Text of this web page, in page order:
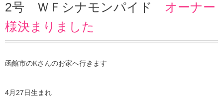
2号 ＷＦシナモンパイド
オーナー
様決まりました
函館市のKさんのお家へ行きます
4月27日生まれ